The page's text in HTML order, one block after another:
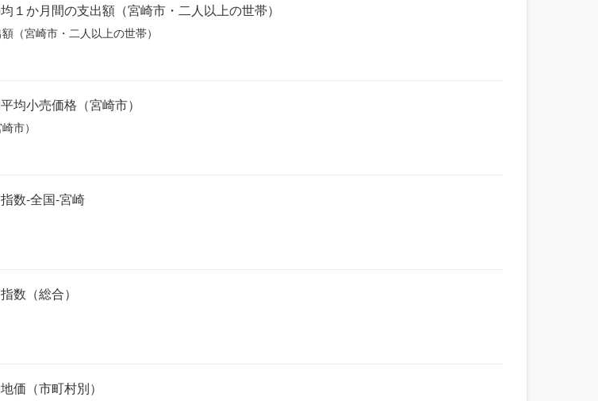
１か月間の支出額（宮崎市・二人以上の世帯）
（宮崎市・二人以上の世帯）
均小売価格（宮崎市）
市）
数-全国-宮崎
数（総合）
価（市町村別）